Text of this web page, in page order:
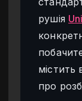
рушія
містить
про